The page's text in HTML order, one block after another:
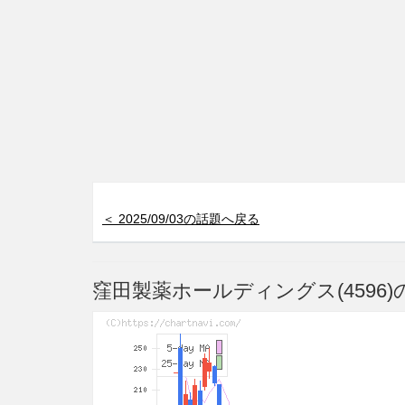
＜ 2025/09/03の話題へ戻る
窪田製薬ホールディングス(4596)